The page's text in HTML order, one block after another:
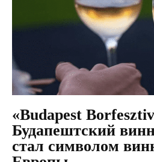
«Budapest
Будапештский
стал символом